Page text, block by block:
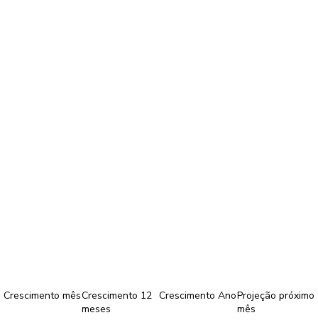
Crescimento mêsCrescimento 12
meses
Crescimento AnoProjeção próximo
mês